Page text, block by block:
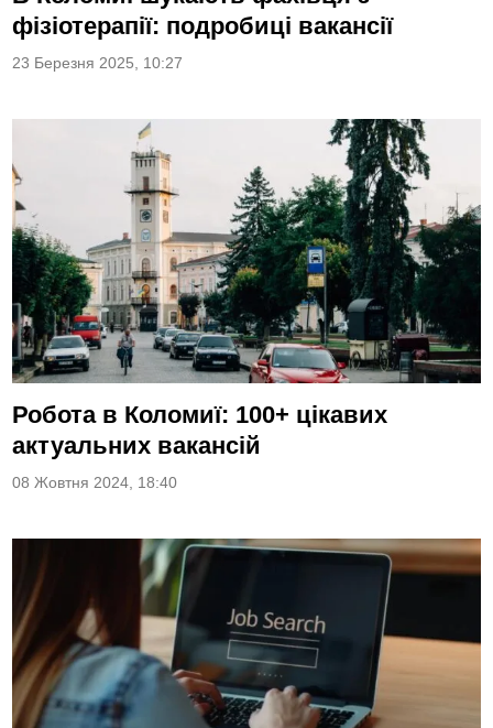
фізіотерапії: подробиці вакансії
23 Березня 2025, 10:27
Робота в Коломиї: 100+ цікавих
актуальних вакансій
08 Жовтня 2024, 18:40